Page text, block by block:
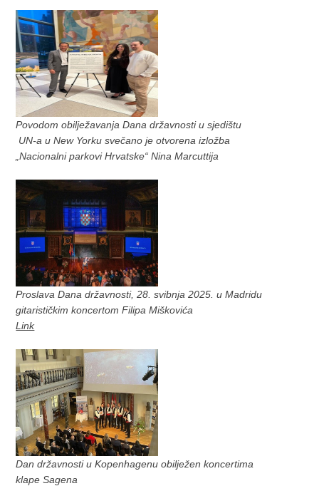
Povodom obilježavanja Dana državnosti u sjedištu
UN-a u New Yorku svečano je otvorena izložba
„Nacionalni parkovi Hrvatske“ Nina Marcuttija
Proslava Dana državnosti, 28. svibnja 2025. u Madridu
gitarističkim koncertom Filipa Miškovića
Link
Dan državnosti u Kopenhagenu obilježen koncertima
klape Sagena